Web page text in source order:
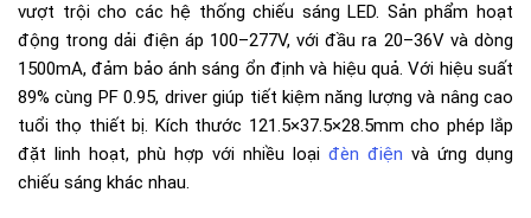
vượt trội cho các hệ thống chiếu sáng LED. Sản phẩm hoạt
động trong dải điện áp 100–277V, với đầu ra 20–36V và dòng
1500mA, đảm bảo ánh sáng ổn định và hiệu quả. Với hiệu suất
89% cùng PF 0.95, driver giúp tiết kiệm năng lượng và nâng cao
tuổi thọ thiết bị. Kích thước 121.5×37.5×28.5mm cho phép lắp
đặt linh hoạt, phù hợp với nhiều loại đèn điện và ứng dụng
chiếu sáng khác nhau.